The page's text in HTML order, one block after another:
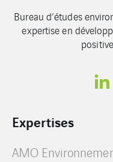
Bureau d’études
expertise en
Expertises
AMO